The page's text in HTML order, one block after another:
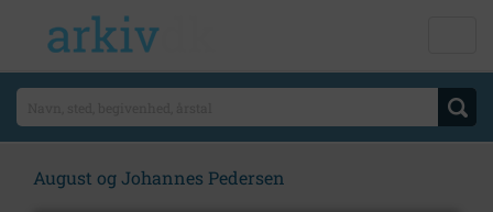
August og Johannes Pedersen